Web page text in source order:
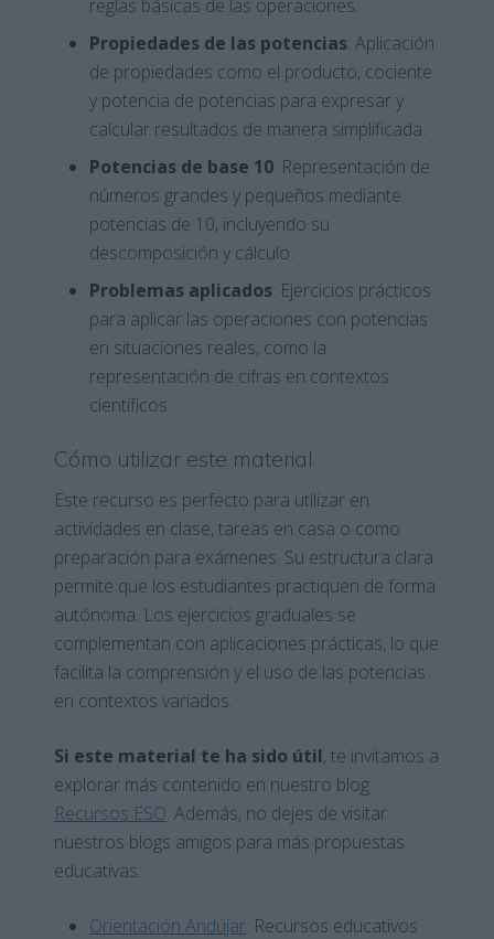
reglas básicas de las operaciones.
Propiedades de las potencias: Aplicación
de propiedades como el producto, cociente
y potencia de potencias para expresar y
calcular resultados de manera simplificada.
Potencias de base 10: Representación de
números grandes y pequeños mediante
potencias de 10, incluyendo su
descomposición y cálculo.
Problemas aplicados: Ejercicios prácticos
para aplicar las operaciones con potencias
en situaciones reales, como la
representación de cifras en contextos
científicos.
Cómo utilizar este material
Este recurso es perfecto para utilizar en
actividades en clase, tareas en casa o como
preparación para exámenes. Su estructura clara
permite que los estudiantes practiquen de forma
autónoma. Los ejercicios graduales se
complementan con aplicaciones prácticas, lo que
facilita la comprensión y el uso de las potencias
en contextos variados.
Si este material te ha sido útil, te invitamos a
explorar más contenido en nuestro blog
Recursos ESO. Además, no dejes de visitar
nuestros blogs amigos para más propuestas
educativas:
Orientación Andújar: Recursos educativos